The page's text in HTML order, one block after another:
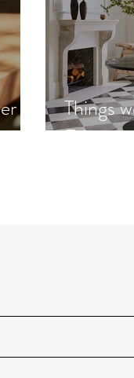
Things
Edition